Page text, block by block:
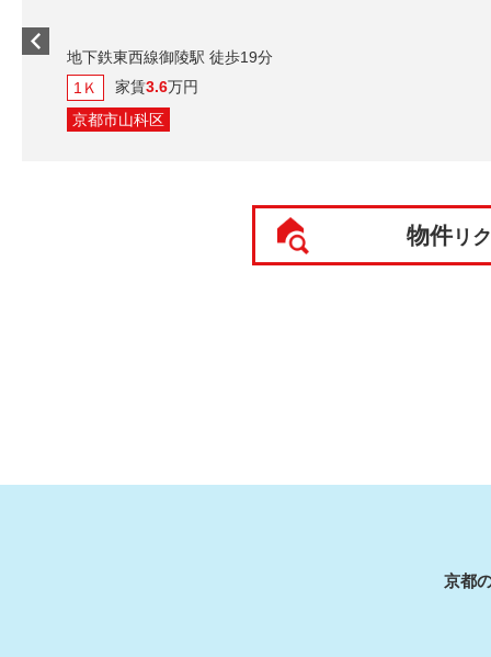
地下鉄東西線御陵駅 徒歩19分
1Ｋ
家賃3.6万円
京都市山科区
物件リ
京都